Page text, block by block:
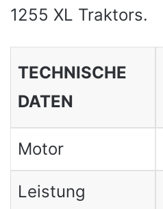
1255 XL Traktors.
TECHNISCHE
DATEN
Motor
Leistung